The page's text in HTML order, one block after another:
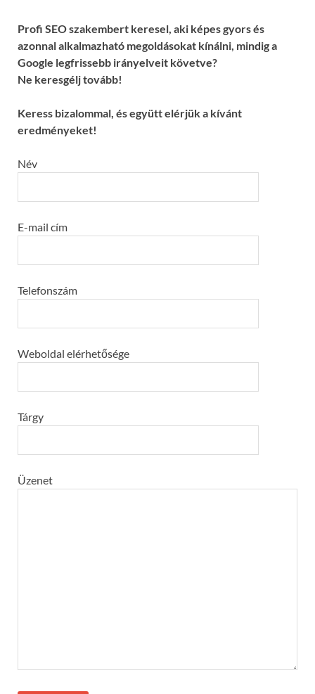
Profi SEO szakembert keresel, aki képes gyors és
azonnal alkalmazható megoldásokat kínálni, mindig a
Google legfrissebb irányelveit követve?
Ne keresgélj tovább!
Keress bizalommal, és együtt elérjük a kívánt
eredményeket!
Név
E-mail cím
Telefonszám
Weboldal elérhetősége
Tárgy
Üzenet